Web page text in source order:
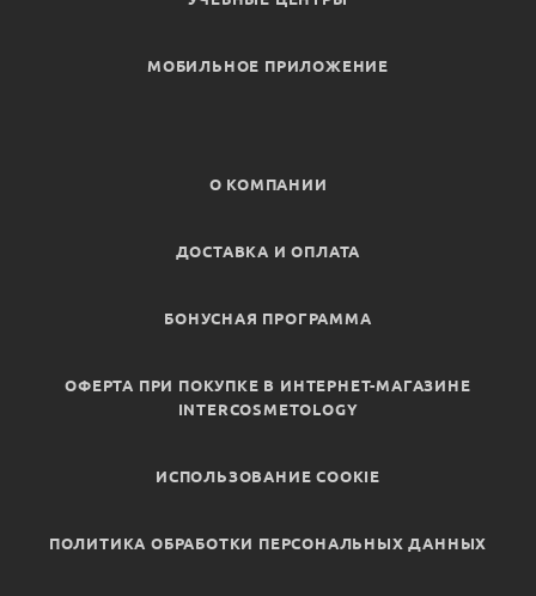
МОБИЛЬНОЕ ПРИЛОЖЕНИЕ
О КОМПАНИИ
ДОСТАВКА И ОПЛАТА
БОНУСНАЯ ПРОГРАММА
ОФЕРТА ПРИ ПОКУПКЕ В ИНТЕРНЕТ-МАГАЗИНЕ
INTERCOSMETOLOGY
ИСПОЛЬЗОВАНИЕ COOKIE
ПОЛИТИКА ОБРАБОТКИ ПЕРСОНАЛЬНЫХ ДАННЫХ